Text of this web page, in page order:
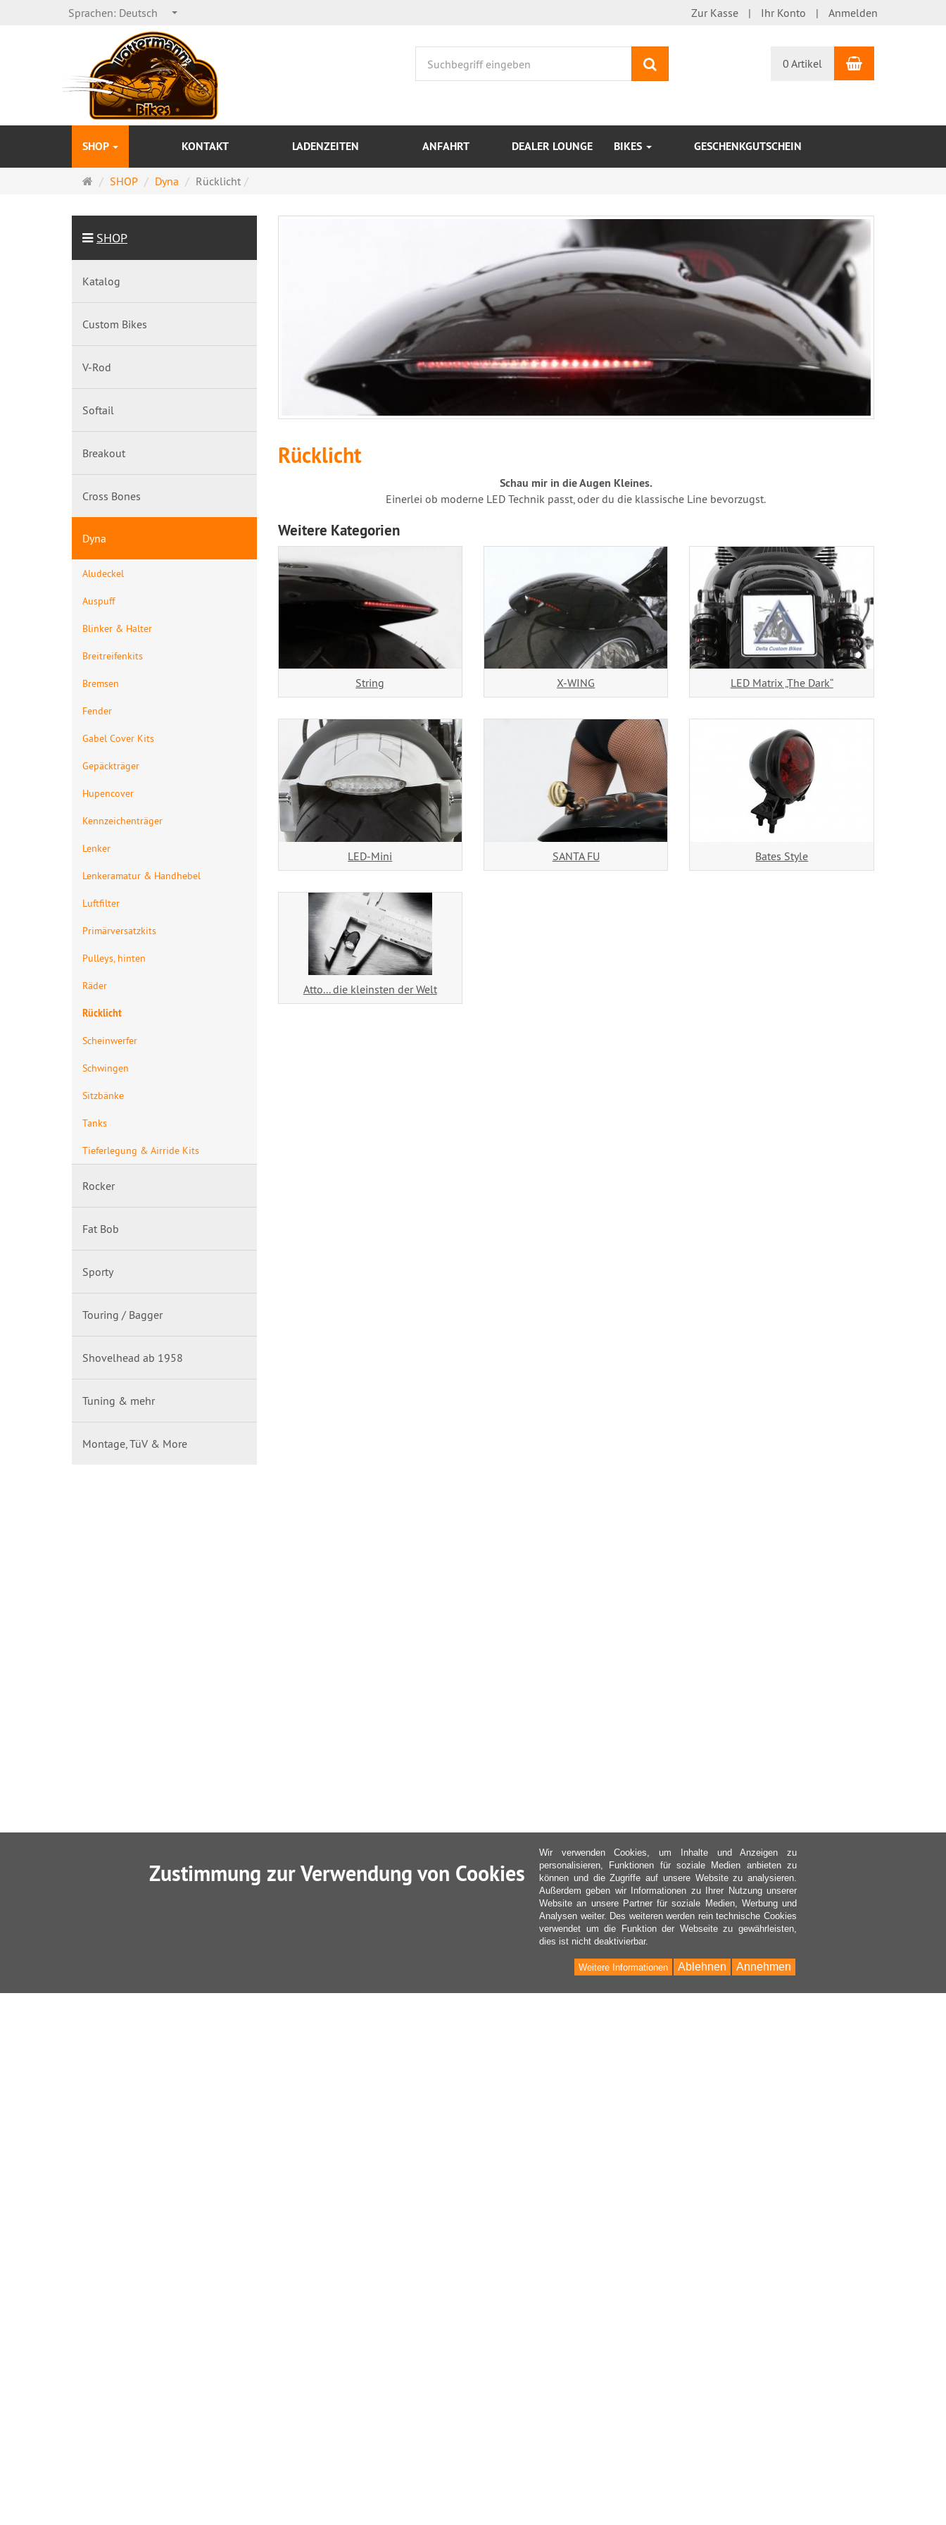
Sprachen: Deutsch Zur Kasse Ihr Konto Anmelden
0 Artikel Warenkorb
SHOP KONTAKT LADENZEITEN ANFAHRT DEALER LOUNGE BIKES GESCHENKGUTSCHEIN
Startseite
SHOP Dyna Rücklicht
Rücklicht
Schau mir in die Augen Kleines.
Einerlei ob moderne LED Technik passt, oder du die klassische Line bevorzugst.
Weitere Kategorien
String X-WING LED Matrix „The Dark“
LED-Mini SANTA FU Bates Style
Atto... die kleinsten der Welt
SHOP
Katalog
Custom Bikes
V-Rod
Softail
Breakout
Cross Bones
Dyna
Aludeckel
Auspuff
Blinker & Halter
Breitreifenkits
Bremsen
Fender
Gabel Cover Kits
Gepäckträger
Hupencover
Kennzeichenträger
Lenker
Lenkeramatur & Handhebel
Luftfilter
Primärversatzkits
Pulleys, hinten
Räder
Rücklicht
Scheinwerfer
Schwingen
Sitzbänke
Tanks
Tieferlegung & Airride Kits
Rocker
Fat Bob
Sporty
Touring / Bagger
Shovelhead ab 1958
Tuning & mehr
Montage, TüV & More
Zustimmung zur Verwendung von Cookies
Wir verwenden Cookies, um Inhalte und Anzeigen zu
personalisieren, Funktionen für soziale Medien anbieten zu
können und die Zugriffe auf unsere Website zu analysieren.
Außerdem geben wir Informationen zu Ihrer Nutzung unserer
Website an unsere Partner für soziale Medien, Werbung und
Analysen weiter. Des weiteren werden rein technische Cookies
verwendet um die Funktion der Webseite zu gewährleisten,
dies ist nicht deaktivierbar.
Annehmen
Ablehnen
Weitere Informationen